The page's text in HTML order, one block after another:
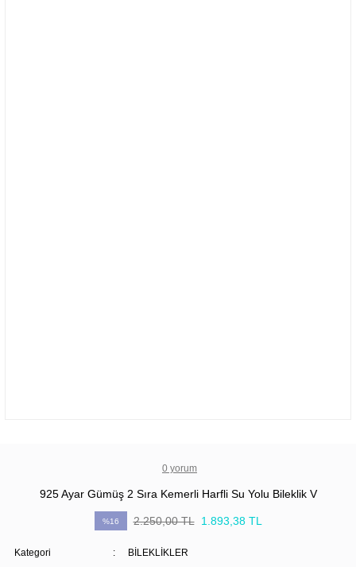
0 yorum
925 Ayar Gümüş 2 Sıra Kemerli Harfli Su Yolu Bileklik V
%16 2.250,00 TL 1.893,38 TL
Kategori
BİLEKLİKLER